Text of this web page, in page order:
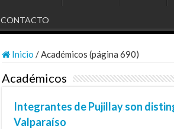
CONTACTO
Inicio / Académicos (página 690)
Académicos
Integrantes de Pujillay son
Valparaíso